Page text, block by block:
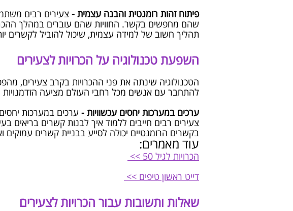
פיתוח זהות רומנטית והבנה עצמית - צעירים רבים
שהם מחפשים בקשר. החוויות שהם עוברים במהלך
תהליך חשוב של למידה עצמית, שיכול להוביל לקשרים
השפעת טכנולוגיה על הכרויות לצעירים
הטכנולוגיה שינתה את פני ההכרויות בקרב צעירים,
להתחבר עם אנשים מכל רחבי העולם מציעה הזדמנויות
ערכים במערכות יחסים עכשוויות - ערכים במערכות
צעירים רבים חייבים ללמוד איך לבנות קשרים בריאים
בקשרים הרומנטיים יכולה לסייע בבניית קשרים עמוקים
עוד מאמרים:
הכרויות לגיל 50 >>
דייט ראשון טיפים >>
שאלות ותשובות עבור הכרויות לצעירים